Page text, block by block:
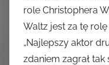
role Christophera
Waltz jest za tę
„Najlepszy aktor
zdaniem zagrał